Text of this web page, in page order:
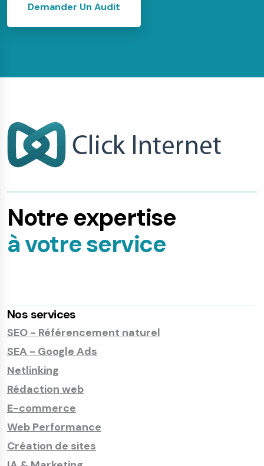
Demander Un Audit
Notre expertise
à votre service
Nos services
SEO - Référencement naturel
SEA - Google Ads
Netlinking
Rédaction web
E-commerce
Web Performance
Création de sites